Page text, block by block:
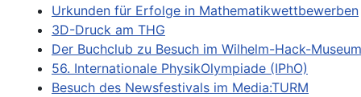
Urkunden für Erfolge in Mathematikwettbewerben
3D-Druck am THG
Der Buchclub zu Besuch im Wilhelm-Hack-Museum
56. Internationale PhysikOlympiade (IPhO)
Besuch des Newsfestivals im Media:TURM